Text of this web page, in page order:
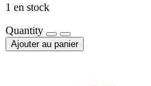
1 en stock
Quantity
Ajouter au panier